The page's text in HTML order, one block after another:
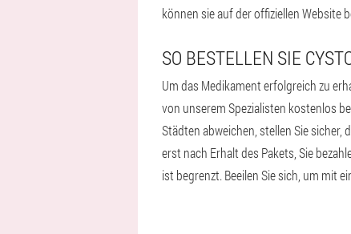
können sie auf der offiziellen Website
SO BESTELLEN SIE
Um das Medikament erfolgreich zu
von unserem Spezialisten kostenlos
Städten abweichen, stellen Sie sicher,
erst nach Erhalt des Pakets, Sie
ist begrenzt. Beeilen Sie sich, um mit